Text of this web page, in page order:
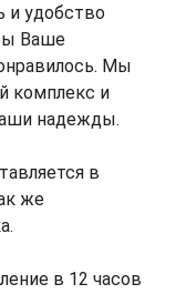
и удобство
Ваше
Мы
комплекс и
надежды.
в
же
в 12 часов